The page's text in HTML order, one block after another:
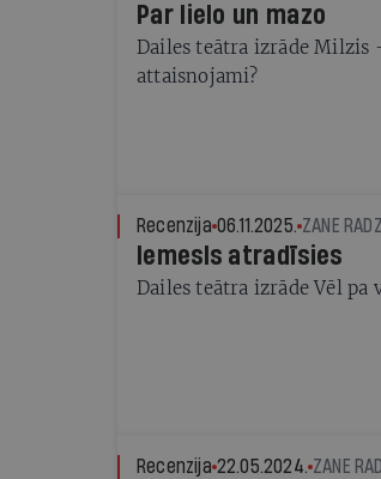
Par lielo un mazo
Dailes teātra izrāde
attaisnojami?
Recenzija 06.11.2025. ZANE
Iemesls atradīsies
Dailes teātra izrāde Vēl
Recenzija 22.05.2024. ZANE